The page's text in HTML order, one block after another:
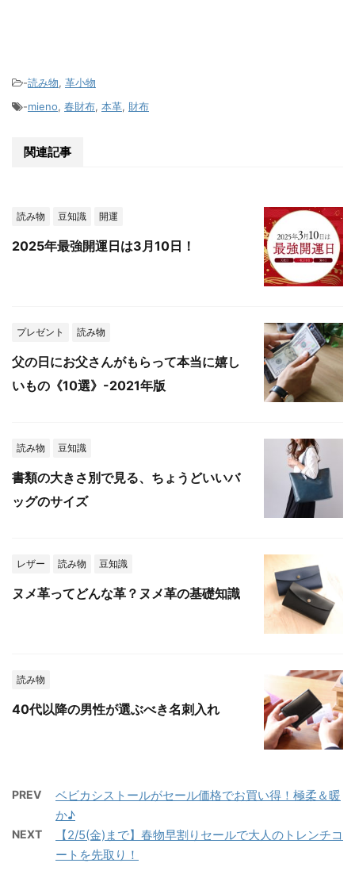
-読み物, 革小物
-mieno, 春財布, 本革, 財布
関連記事
読み物 豆知識 開運
2025年最強開運日は3月10日！
プレゼント 読み物
父の日にお父さんがもらって本当に嬉し
いもの《10選》-2021年版
読み物 豆知識
書類の大きさ別で見る、ちょうどいいバ
ッグのサイズ
レザー 読み物 豆知識
ヌメ革ってどんな革？ヌメ革の基礎知識
読み物
40代以降の男性が選ぶべき名刺入れ
PREV
ベビカシストールがセール価格でお買い得！極柔＆暖
か♪
NEXT
【2/5(金)まで】春物早割りセールで大人のトレンチコ
ートを先取り！